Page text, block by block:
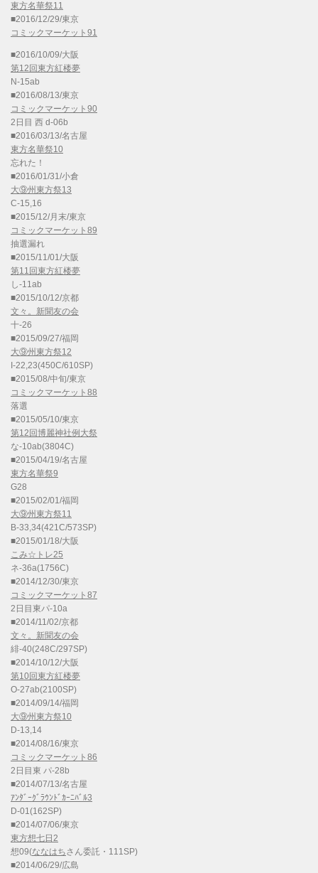
東方名華祭11
■2016/12/29/東京
コミックマーケット91
■2016/10/09/大阪
第12回東方紅楼夢
N-15ab
■2016/08/13/東京
コミックマーケット90
2日目 西 d-06b
■2016/03/13/名古屋
東方名華祭10
忘れた！
■2016/01/31/小倉
大⑨州東方祭13
C-15,16
■2015/12/月末/東京
コミックマーケット89
抽選漏れ
■2015/11/01/大阪
第11回東方紅楼夢
し-11ab
■2015/10/12/京都
文々。新聞友の会
十-26
■2015/09/27/福岡
大⑨州東方祭12
I-22,23(450C/610SP)
■2015/08/中旬/東京
コミックマーケット88
落選
■2015/05/10/東京
第12回博麗神社例大祭
な-10ab(3804C)
■2015/04/19/名古屋
東方名華祭9
G28
■2015/02/01/福岡
大⑨州東方祭11
B-33,34(421C/573SP)
■2015/01/18/大阪
こみ☆トレ25
ネ-36a(1756C)
■2014/12/30/東京
コミックマーケット87
2日目東パ-10a
■2014/11/02/京都
文々。新聞友の会
緋-40(248C/297SP)
■2014/10/12/大阪
第10回東方紅楼夢
O-27ab(2100SP)
■2014/09/14/福岡
大⑨州東方祭10
D-13,14
■2014/08/16/東京
コミックマーケット86
2日目東 パ-28b
■2014/07/13/名古屋
ｱﾝﾀﾞｰｸﾞﾗｳﾝﾄﾞｶｰﾆﾊﾞﾙ3
D-01(162SP)
■2014/07/06/東京
東方想七日2
想09(ななはちさん委託・111SP)
■2014/06/29/広島